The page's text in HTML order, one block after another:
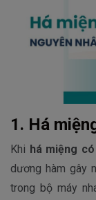
1. Há
Khi há miệng
dương hàm gây
trong bộ máy